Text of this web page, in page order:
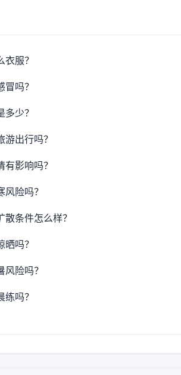
服？
吗？
少？
出行吗？
影响吗？
险吗？
条件怎么样？
吗？
险吗？
吗？